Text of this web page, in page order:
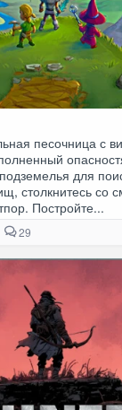
песочница с
для
столкнитесь со
Постройте...
29